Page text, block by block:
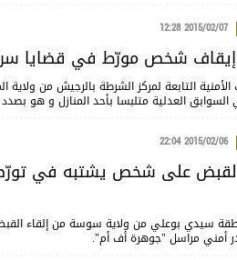
2015/02/07 12:28
إيقاف شخص مورّط في قضايا
التابعة لمركز الشرطة بالرجيش من
العدلية متلبسا بأحد المنازل و هو بصدد
2015/02/06 22:04
على شخص يشتبه في
سيدي بوعلي من ولاية سوسة من إلقاء
أمني مراسل "جوهرة أف أم".